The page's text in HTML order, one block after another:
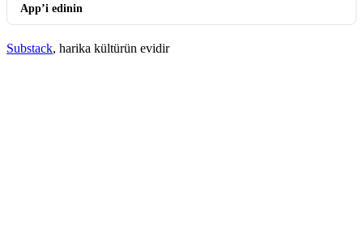
App’i edinin
Substack, harika kültürün evidir